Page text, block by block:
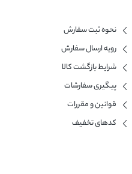
نحوه ثبت سفارش
رویه ارسال سفارش
شرایط بازگشت کالا
پیگیری سفارشات
قوانین و مقررات
کدهای تخفیف